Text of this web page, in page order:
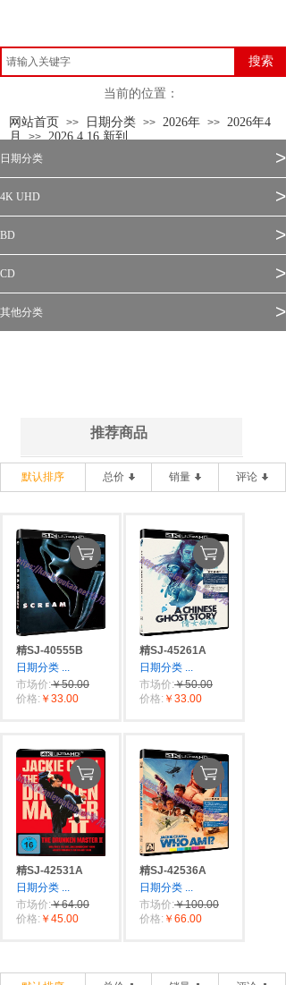
搜索
当前的位置：
网站首页 >> 日期分类 >> 2026年 >> 2026年4
月 >> 2026.4.16 新到
日期分类 >
4K UHD >
BD >
CD >
其他分类 >
推荐商品
默认排序 总价 销量 评论
精SJ-40555B
日期分类 ...
市场价:￥50.00
价格: ￥33.00
精SJ-45261A
日期分类 ...
市场价:￥50.00
价格: ￥33.00
精SJ-42531A
日期分类 ...
市场价:￥64.00
价格: ￥45.00
精SJ-42536A
日期分类 ...
市场价:￥100.00
价格: ￥66.00